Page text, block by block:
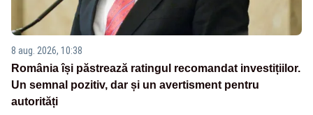
8 aug. 2026, 10:38
România își păstrează ratingul recomandat investițiilor.
Un semnal pozitiv, dar și un avertisment pentru
autorități